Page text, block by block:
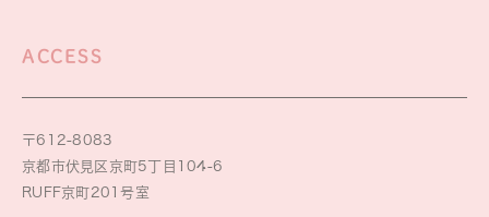
ACCESS
〒612-8083
京都市伏見区京町5丁目104-6
RUFF京町201号室